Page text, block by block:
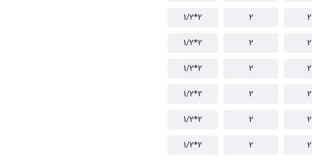
2
2
2*1/2
2
2
2*1/2
2
2
2*1/2
2
2
2*1/2
2
2
2*1/2
2
2
2*1/2